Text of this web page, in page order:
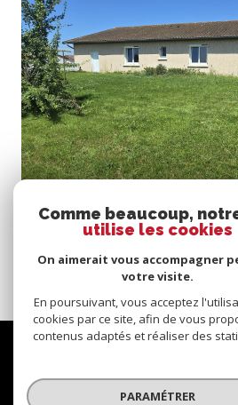
voir le bien
Perrex (01540)
MAISON PLAIN PIED PERREX 1700
Nous
Comme beaucoup,
utilise les cookies
On aimerait vous accompagner
votre visite.
En poursuivant, vous acceptez
cookies par ce site, afin de vous
contenus adaptés et réaliser des
PARAMÉTRER